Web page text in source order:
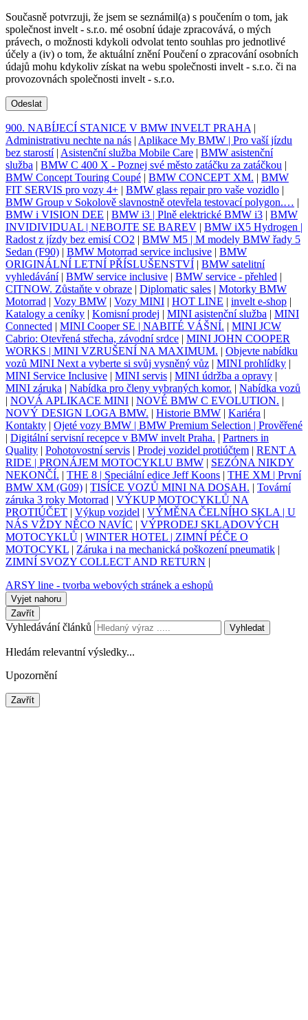
Současně potvrzuji, že jsem se seznámil(a) s poučením o tom, jak
společnost invelt - s.r.o. mé osobní údaje zpracovává, o mých
právech, o možnosti kdykoli odvolat tento souhlas pro jednotlivé
účely a (iv) o tom, že aktuální znění Poučení o zpracování osobních
údajů mohu kdykoliv získat na webu společnosti invelt - s.r.o. či na
provozovnách společnosti invelt - s.r.o.
Odeslat
900. NABÍJECÍ STANICE V BMW INVELT PRAHA |
Administrativu nechte na nás | Aplikace My BMW | Pro vaší jízdu
bez starostí| Asistenční služba Mobile Care | BMW asistenční
služba | BMW C 400 X - Poznej své město zatáčku za zatáčkou |
BMW Concept Touring Coupé | BMW CONCEPT XM. | BMW
FIT SERVIS pro vozy 4+ | BMW glass repair pro vaše vozidlo |
BMW Group v Sokolově slavnostně otevřela testovací polygon.… |
BMW i VISION DEE | BMW i3 | Plně elektrické BMW i3 | BMW
INVIDIVIDUAL | NEBOJTE SE BAREV | BMW iX5 Hydrogen |
Radost z jízdy bez emisí CO2 | BMW M5 | M modely BMW řady 5
Sedan (F90) | BMW Motorrad service inclusive | BMW
ORIGINÁLNÍ LETNÍ PŘÍSLUŠENSTVÍ | BMW satelitní
vyhledávání| BMW service inclusive | BMW service - přehled |
CITNOW. Zůstaňte v obraze | Diplomatic sales | Motorky BMW
Motorrad | Vozy BMW | Vozy MINI | HOT LINE | invelt e-shop |
Katalogy a ceníky | Komisní prodej | MINI asistenční služba | MINI
Connected | MINI Cooper SE | NABITÉ VÁŠNÍ. | MINI JCW
Cabrio: Otevřená střecha, závodní srdce | MINI JOHN COOPER
WORKS | MINI VZRUŠENÍ NA MAXIMUM. | Objevte nabídku
vozů MINI Next a vyberte si svůj vysněný vůz | MINI prohlídky |
MINI Service Inclusive | MINI servis | MINI údržba a opravy |
MINI záruka | Nabídka pro členy vybraných komor. | Nabídka vozů
| NOVÁ APLIKACE MINI | NOVÉ BMW C EVOLUTION. |
NOVÝ DESIGN LOGA BMW. | Historie BMW | Kariéra |
Kontakty | Ojeté vozy BMW | BMW Premium Selection | Prověřené
| Digitální servisní recepce v BMW invelt Praha. | Partners in
Quality | Pohotovostní servis | Prodej vozidel protiúčtem | RENT A
RIDE | PRONÁJEM MOTOCYKLU BMW | SEZÓNA NIKDY
NEKONČÍ. | THE 8 | Speciální edice Jeff Koons | THE XM | První
BMW XM (G09) | TISÍCE VOZŮ MINI NA DOSAH. | Tovární
záruka 3 roky Motorrad | VÝKUP MOTOCYKLŮ NA
PROTIÚČET | Výkup vozidel | VÝMĚNA ČELNÍHO SKLA | U
NÁS VŽDY NĚCO NAVÍC | VÝPRODEJ SKLADOVÝCH
MOTOCYKLŮ | WINTER HOTEL | ZIMNÍ PÉČE O
MOTOCYKL | Záruka i na mechanická poškození pneumatik |
ZIMNÍ SVOZY COLLECT AND RETURN |
ARSY line - tvorba webových stránek a eshopů
Vyjet nahoru
Zavřít
Vyhledávání článků Vyhledat
Hledám relevantní výsledky...
Upozornění
Zavřít